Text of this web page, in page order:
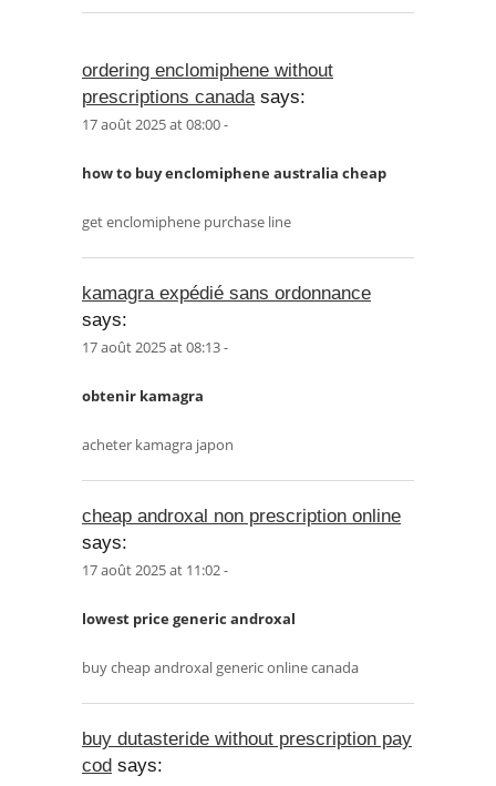
ordering enclomiphene without
prescriptions canadasays:
17 août 2025 at 08:00 -
how to buy enclomiphene australia cheap
get enclomiphene purchase line
kamagra expédié sans ordonnance
says:
17 août 2025 at 08:13 -
obtenir kamagra
acheter kamagra japon
cheap androxal non prescription online
says:
17 août 2025 at 11:02 -
lowest price generic androxal
buy cheap androxal generic online canada
buy dutasteride without prescription pay
cod says: